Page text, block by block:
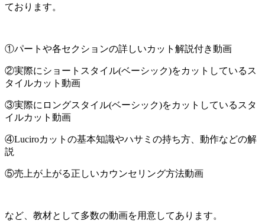
ております。
①パートや各セクションの詳しいカット解説付き動画
②実際にショートスタイル(ベーシック)をカットしているス
タイルカット動画
③実際にロングスタイル(ベーシック)をカットしているスタ
イルカット動画
④Luciroカットの基本知識やハサミの持ち方、動作などの解
説
⑤売上が上がる正しいカウンセリング方法動画
など、教材として多数の動画を用意してあります。